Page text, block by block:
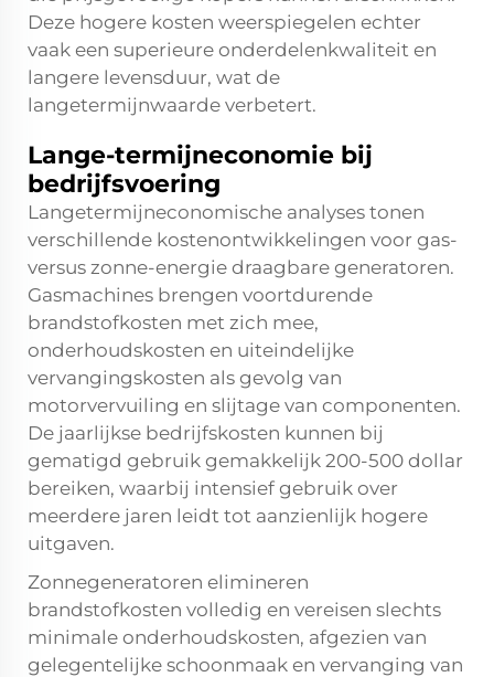
Deze hogere kosten weerspiegelen echter
vaak een superieure onderdelenkwaliteit en
langere levensduur, wat de
langetermijnwaarde verbetert.
Lange-termijneconomie bij
bedrijfsvoering
Langetermijneconomische analyses tonen
verschillende kostenontwikkelingen voor gas-
versus zonne-energie draagbare generatoren.
Gasmachines brengen voortdurende
brandstofkosten met zich mee,
onderhoudskosten en uiteindelijke
vervangingskosten als gevolg van
motorvervuiling en slijtage van componenten.
De jaarlijkse bedrijfskosten kunnen bij
gematigd gebruik gemakkelijk 200-500 dollar
bereiken, waarbij intensief gebruik over
meerdere jaren leidt tot aanzienlijk hogere
uitgaven.
Zonnegeneratoren elimineren
brandstofkosten volledig en vereisen slechts
minimale onderhoudskosten, afgezien van
gelegentelijke schoonmaak en vervanging van